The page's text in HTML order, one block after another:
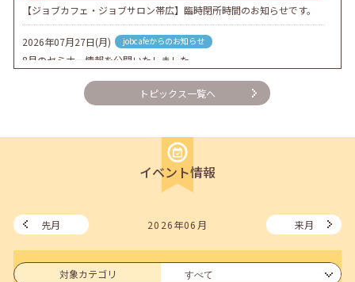
【ジョブカフェ・ジョブサロン帯広】臨時閉所時間のお知らせです。
2026年07月27日(月) jobcafeからのお知らせ
8月のセミナー情報を公開いたしました。
2026年07月01日(水) 企業向け
企業様向けセミナー「現場を巻き込む！人事のための『越境人材育
jobcafeからのお知らせ
7月のセミナー情報を公開いたしました。
メールカウンセリング、就職決定報告フォーム復旧いたしました。
2026年05月25日(月) jobcafeからのお知らせ
6月のセミナー情報を公開いたしました。
トピックス一覧へ
イベント情報
先月 2026年06月 来月
対象カテゴリ